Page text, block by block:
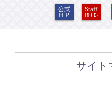
公式
ＨＰ
Staff
BLOG
サイト